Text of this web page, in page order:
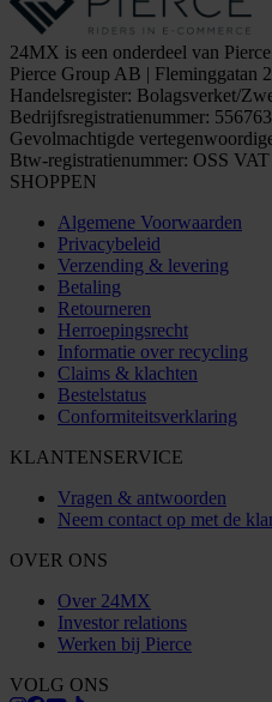
24MX is een onderdeel van
Pierce Group AB | Fleminggatan
Handelsregister: Bolagsverket/
Bedrijfsregistratienummer:
Gevolmachtigde
Btw-registratienummer: OSS
SHOPPEN
Algemene Voorwaarden
Privacybeleid
Verzending & levering
Betaling
Retourneren
Herroepingsrecht
Informatie over recycling
Claims & klachten
Bestelstatus
Conformiteitsverklaring
KLANTENSERVICE
Vragen & antwoorden
Neem contact op met de
OVER ONS
Over 24MX
Investor relations
Werken bij Pierce
VOLG ONS